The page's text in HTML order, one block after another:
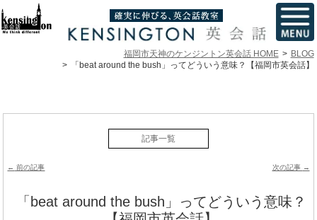
福岡市天神のケンジントン英会話 HOME
BLOG
「beat around the bush」ってどういう意味？【福岡市英会話】
記事一覧
投稿ナビゲーション
← 前の記事 次の記事 →
「beat around the bush」ってどういう意味？